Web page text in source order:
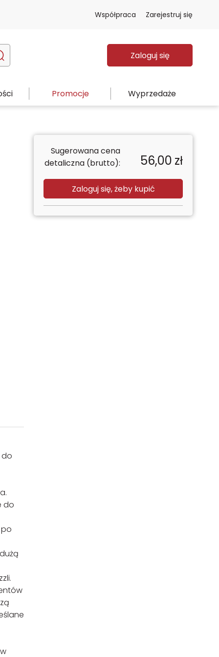
Współpraca Zarejestruj się
Zaloguj się
Promocje Wyprzedaże
do
do
Sugerowana cena
detaliczna (brutto):
56,00 zł
Zaloguj się, żeby kupić